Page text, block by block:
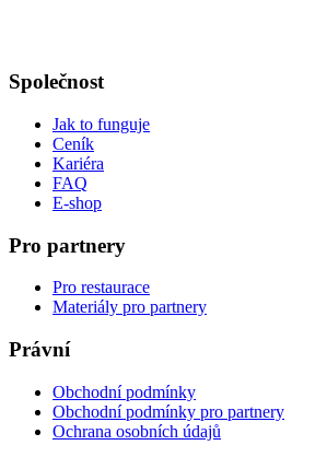
Společnost
Jak to funguje
Ceník
Kariéra
FAQ
E-shop
Pro partnery
Pro restaurace
Materiály pro partnery
Právní
Obchodní podmínky
Obchodní podmínky pro partnery
Ochrana osobních údajů